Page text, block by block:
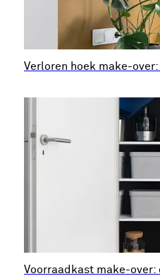
Verloren hoek make-
Voorraadkast make-